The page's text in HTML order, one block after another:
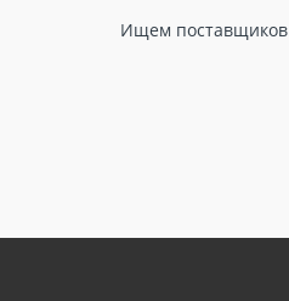
Ищем поставщиков